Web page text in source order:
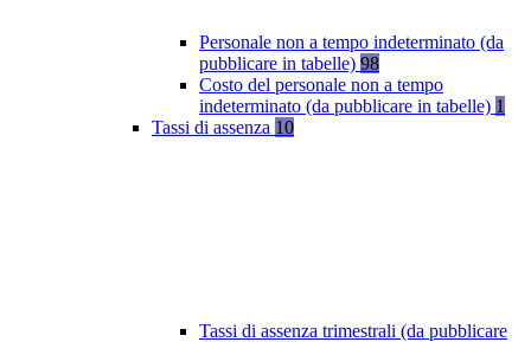
Personale non a tempo indeterminato (da
pubblicare in tabelle) 98
Costo del personale non a tempo
indeterminato (da pubblicare in tabelle) 1
Tassi di assenza 10
Tassi di assenza trimestrali (da pubblicare